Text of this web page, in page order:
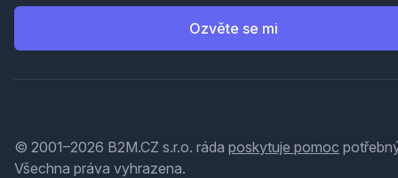
Ozvěte se mi
© 2001–2026 B2M.CZ s.r.o. ráda poskytuje pomoc
Všechna práva vyhrazena.